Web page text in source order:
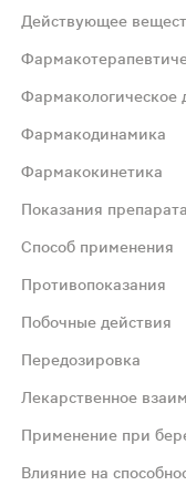
- упаковки
и
в
Действующее
Фармакологическое
Фармакодинамика
Фармакокинетика
Показания препарата
Способ применения
Противопоказания
Побочные действия
Передозировка
Лекарственное
Применение при
Влияние на